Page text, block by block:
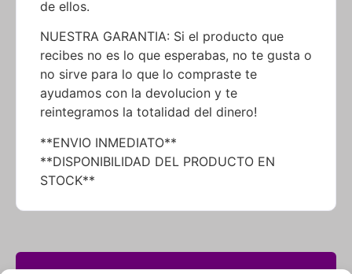
de ellos.
NUESTRA GARANTIA: Si el producto que
recibes no es lo que esperabas, no te gusta o
no sirve para lo que lo compraste te
ayudamos con la devolucion y te
reintegramos la totalidad del dinero!
**ENVIO INMEDIATO**
**DISPONIBILIDAD DEL PRODUCTO EN
STOCK**